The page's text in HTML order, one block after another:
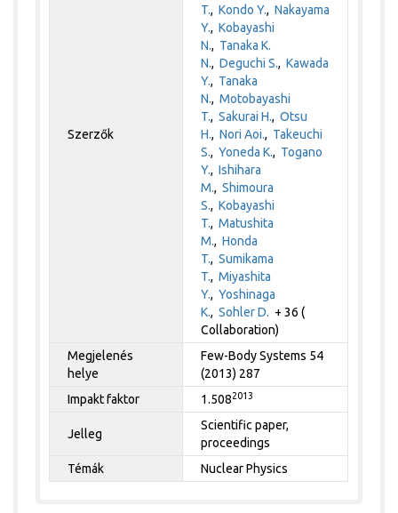
Szerzők
T.,Kondo Y.,Nakayama
Y.,Kobayashi
N., Tanaka K.
N.,Deguchi S.,Kawada
Y., Tanaka
N.,Motobayashi
T.,Sakurai H.,Otsu
H.,Nori Aoi., Takeuchi
S.,Yoneda K., Togano
Y.,Ishihara
M.,Shimoura
S.,Kobayashi
T.,Matushita
M.,Honda
T.,Sumikama
T.,Miyashita
Y.,Yoshinaga
K.,Sohler D. + 36 (
Collaboration)
Megjelenés
helye
Few-Body Systems 54
(2013) 287
Impakt faktor
1.5082013
Jelleg
Scientific paper,
proceedings
Témák
Nuclear Physics